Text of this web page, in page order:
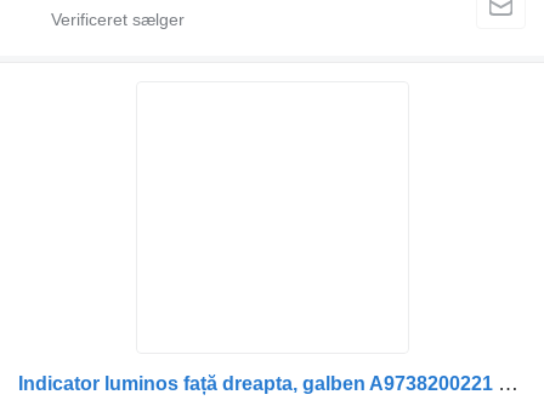
Indicator luminos față dreapta, galben A9738200221 blinklygte til Mercedes-Benz lastbil